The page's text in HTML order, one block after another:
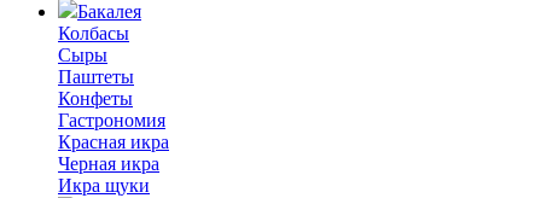
Бакалея
Колбасы
Сыры
Паштеты
Конфеты
Гастрономия
Красная икра
Черная икра
Икра щуки